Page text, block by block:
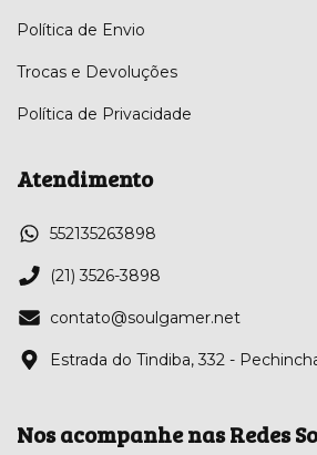
Política de Envio
Trocas e Devoluções
Política de Privacidade
Atendimento
552135263898
(21) 3526-3898
contato@soulgamer.net
Estrada do Tindiba, 332 -
Nos acompanhe nas Redes